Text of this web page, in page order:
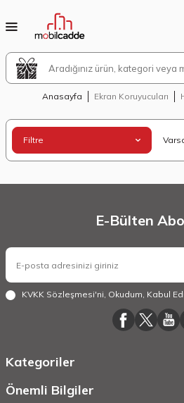
Anasayfa Ekran Koruyucuları
Filtre
E-Bülten
KVKK Sözleşmesi'ni, Okudum, Kabul
Kategoriler
Önemli Bilgiler